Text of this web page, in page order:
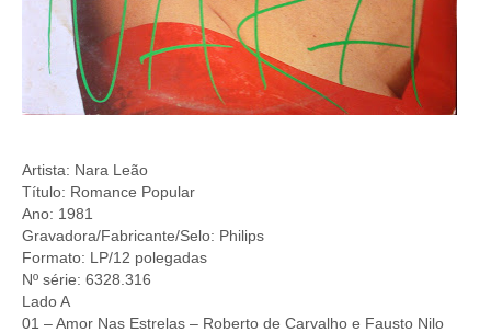
Artista: Nara Leão
Título: Romance Popular
Ano: 1981
Gravadora/Fabricante/Selo: Philips
Formato: LP/12 polegadas
Nº série: 6328.316
Lado A
01 – Amor Nas Estrelas – Roberto de Carvalho e Fausto Nilo